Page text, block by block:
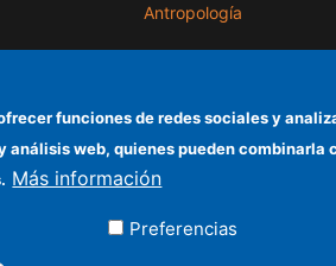
Antropología
Próximo
Instituto de Políticas y
Públicos
funciones de redes sociales y
web, quienes pueden
Más información
Preferencias